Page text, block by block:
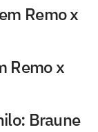
Remo x
Remo x
Braune